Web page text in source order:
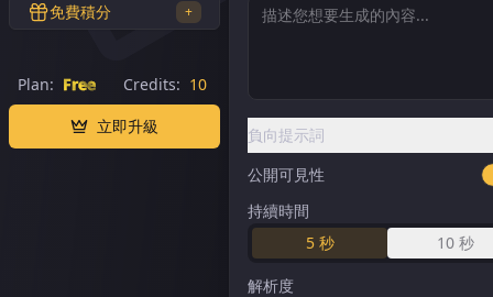
免費積分 +
Plan: Free Credits: 10
立即升級
負向提示詞
公開可見性
持續時間
5 秒 10 秒
解析度